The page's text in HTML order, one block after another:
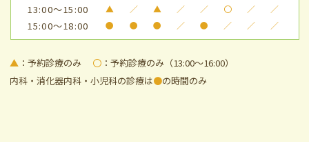
13:00～15:00 ▲ ／ ▲ ／ ／ 〇 ／ ／
15:00～18:00 ● ● ● ／ ● ／ ／ ／
▲ ：予約診療のみ 〇 ：予約診療のみ（13:00～16:00）
内科・消化器内科・小児科の診療は●の時間のみ